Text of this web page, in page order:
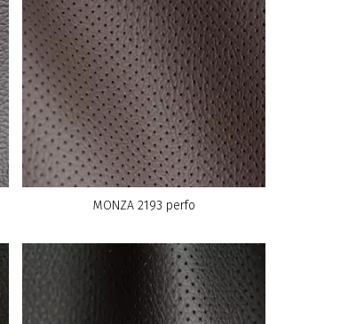
MONZA 2193 perfo